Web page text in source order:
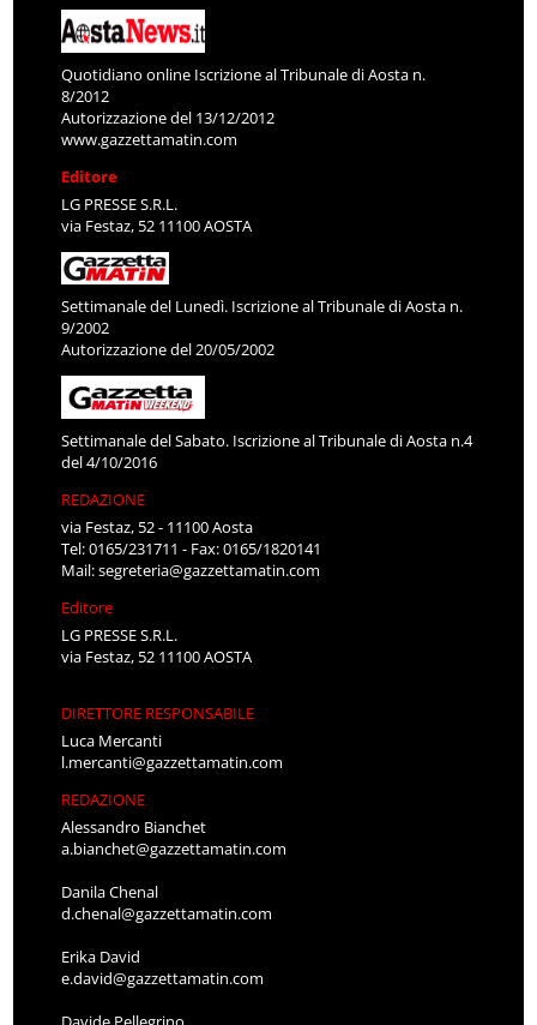
Quotidiano online Iscrizione al Tribunale di Aosta n.
8/2012
Autorizzazione del 13/12/2012
www.gazzettamatin.com
Editore
LG PRESSE S.R.L.
via Festaz, 52 11100 AOSTA
Settimanale del Lunedì. Iscrizione al Tribunale di Aosta n.
9/2002
Autorizzazione del 20/05/2002
Settimanale del Sabato. Iscrizione al Tribunale di Aosta n.4
del 4/10/2016
REDAZIONE
via Festaz, 52 - 11100 Aosta
Tel: 0165/231711 - Fax: 0165/1820141
Mail:segreteria@gazzettamatin.com
Editore
LG PRESSE S.R.L.
via Festaz, 52 11100 AOSTA
DIRETTORE RESPONSABILE
Luca Mercanti
l.mercanti@gazzettamatin.com
REDAZIONE
Alessandro Bianchet
a.bianchet@gazzettamatin.com
Danila Chenal
d.chenal@gazzettamatin.com
Erika David
e.david@gazzettamatin.com